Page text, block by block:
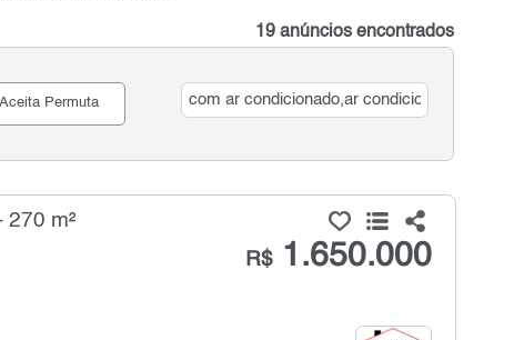
19 anúncios encontrados
Aceita Permuta
270 m²
R$1.650.000